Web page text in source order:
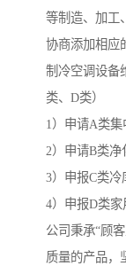
等制造、加工
协商添加相应
制冷空调设备
类、D类）
1）申请A类集
2）申请B类净
3）申报C类冷
4）申报D类家
公司秉承“顾
质量的产品，